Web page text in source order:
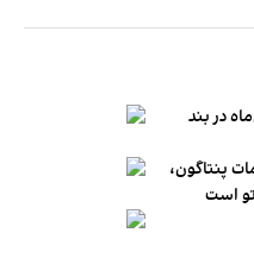
در بند
پنتاگون،
است